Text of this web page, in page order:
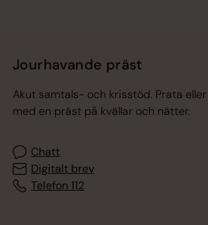
Jourhavande präst
Akut samtals- och krisstöd. Prata
med en präst på kvällar och nätter.
Chatt
Digitalt brev
Telefon 112